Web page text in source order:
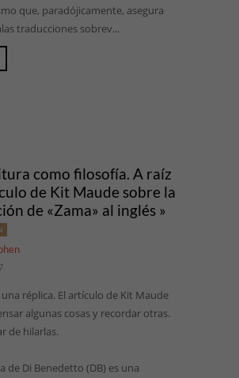
que, paradójicamente, asegura
traducciones sobrev...
como filosofía. A raíz
de Kit Maude sobre la
de «Zama» al inglés »
una réplica. El artículo de Kit Maude
algunas cosas y recordar otras.
de hilarlas.
de Di Benedetto (DB) es una